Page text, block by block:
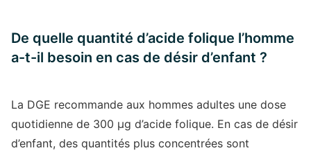
De quelle quantité d’acide folique l’homme
a-t-il besoin en cas de désir d’enfant ?
La DGE recommande aux hommes adultes une dose
quotidienne de 300 µg d’acide folique. En cas de désir
d’enfant, des quantités plus concentrées sont